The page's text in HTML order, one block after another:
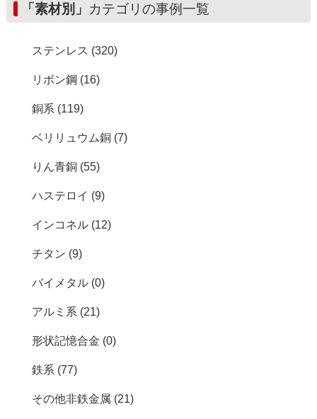
「素材別」 カテゴリの事例一覧
ステンレス (320)
リボン鋼 (16)
銅系 (119)
ベリリュウム銅 (7)
りん青銅 (55)
ハステロイ (9)
インコネル (12)
チタン (9)
バイメタル (0)
アルミ系 (21)
形状記憶合金 (0)
鉄系 (77)
その他非鉄金属 (21)